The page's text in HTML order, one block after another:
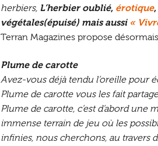
herbiers, L’herbier oublié, érotique,
végétales(épuisé) mais aussi «
Terran Magazines propose
Plume de carotte
Avez-vous déjà tendu l’oreille pour
Plume de carotte vous les fait
Plume de carotte, c’est d’abord une
immense terrain de jeu où les
infinies, nous cherchons, au travers